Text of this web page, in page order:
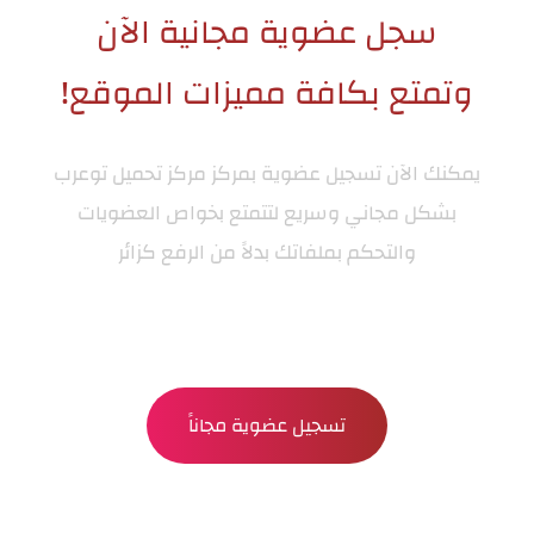
سجل عضوية مجانية الآن
وتمتع بكافة مميزات الموقع!
يمكنك الآن تسجيل عضوية بمركزمركز تحميل توعرب
بشكل مجاني وسريع لتتمتع بخواص العضويات
والتحكم بملفاتك بدلاً من الرفع كزائر
تسجيل عضوية مجاناً